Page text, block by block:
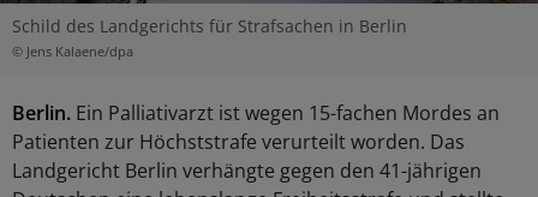
Schild des Landgerichts für Strafsachen in Berlin
© Jens Kalaene/dpa
Berlin. Ein Palliativarzt ist wegen 15-fachen Mordes an
Patienten zur Höchststrafe verurteilt worden. Das
Landgericht Berlin verhängte gegen den 41-jährigen